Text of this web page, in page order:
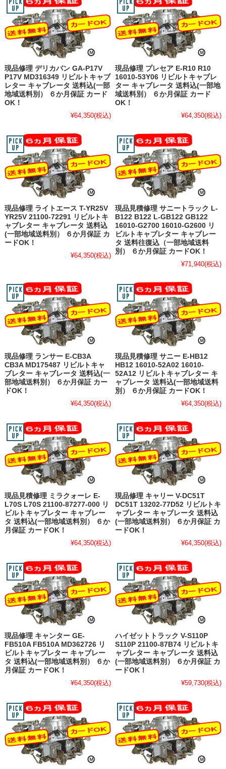
現品修理 デリカバン GA-P17V
P17V MD316349 リビルトキャブ
レター キャブレータ 送料込(一部
地域送料別） ６か月保証 カード
OK！
¥64,350(税込)
現品修理 プレセア E-R10 R10
16010-53Y06 リビルトキャブレ
ター キャブレータ 送料込(一部地
域送料別） ６か月保証 カード
OK！
¥64,350(税込)
現品修理 ライトエース T-YR25V
YR25V 21100-72291 リビルトキ
ャブレター キャブレータ 送料込
(一部地域送料別） ６か月保証 カ
ードOK！
¥64,350(税込)
現品見積修理 サニートラック L-
B122 B122 L-GB122 GB122
16010-G2700 16010-G2600 リ
ビルトキャブレター キャブレー
タ 送料往復込（一部地域送料
別） ６か月保証 カードOK！
¥71,940(税込)
現品修理 ランサー E-CB3A
CB3A MD175487 リビルトキャ
ブレター キャブレータ 送料込(一
部地域送料別） ６か月保証 カー
ドOK！
¥64,350(税込)
現品見積修理 サニー E-HB12
HB12 16010-52A02 16010-
52A12 リビルトキャブレター キ
ャブレータ 送料込(一部地域送料
別） ６か月保証 カードOK！
¥64,350(税込)
現品見積修理 ミラクォーレ E-
L70S L70S 21100-87277-000 リ
ビルトキャブレター キャブレー
タ 送料込(一部地域送料別） ６か
月保証 カードOK！
¥64,350(税込)
現品修理 キャリー V-DC51T
DC51T 13202-77D52 リビルトキ
ャブレター キャブレータ 送料込
(一部地域送料別） ６か月保証 カ
ードOK！
¥64,350(税込)
現品修理 キャンター GE-
FB510A FB510A MD362726 リ
ビルトキャブレター キャブレー
タ 送料込(一部地域送料別） ６か
月保証 カードOK！
¥64,350(税込)
ハイゼットトラック V-S110P
S110P 21100-87B74 リビルトキ
ャブレター キャブレータ 送料込
(一部地域送料別） ６か月保証 カ
ードOK！
¥59,730(税込)